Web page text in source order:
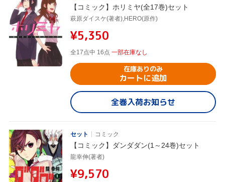
【コミック】ホリミヤ(全17巻)セット
萩原ダイスケ(著者),HERO(原作)
¥5,350
全17点中 16点 一部在庫なし
在庫ありのみ
カートに追加
全巻入荷お知らせ
セット コミック
【コミック】ダンダダン(1～24巻)セット
龍幸伸(著者)
¥9,570